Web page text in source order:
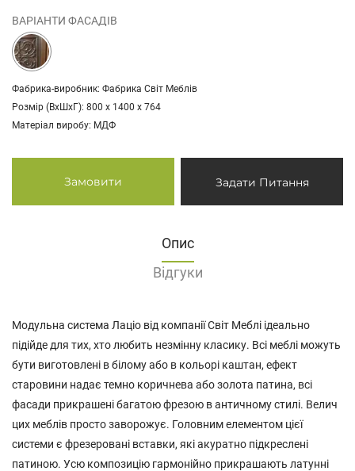
ВАРІАНТИ ФАСАДІВ
Фабрика-виробник: Фабрика Світ Меблів
Розмір (ВхШхГ): 800 х 1400 х 764
Матеріал виробу: МДФ
Замовити Задати Питання
Опис
Відгуки
Модульна система Лаціо від компанії Світ Меблі ідеально
підійде для тих, хто любить незмінну класику. Всі меблі можуть
бути виготовлені в білому або в кольорі каштан, ефект
старовини надає темно коричнева або золота патина, всі
фасади прикрашені багатою фрезою в античному стилі. Велич
цих меблів просто заворожує. Головним елементом цієї
системи є фрезеровані вставки, які акуратно підкреслені
патиною. Усю композицію гармонійно прикрашають латунні